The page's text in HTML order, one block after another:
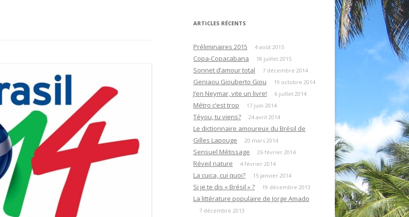
ARTICLES RÉCENTS
Préliminaires 2015 4 août 2015
Copa-Copacabana 18 juillet 2015
Sonnet d’amour total 7 décembre 2014
Geniaou Giouberto Giou 19 octobre 2014
J’en Neymar, vite un livre! 6 juillet 2014
Métro c’est trop 17 juin 2014
Téyou, tu viens? 24 avril 2014
Le dictionnaire amoureux du Brésil de
Gilles Lapouge
20 mars 2014
Sensuel Métissage 26 février 2014
Réveil nature 4 février 2014
La cuica, cui quoi? 15 janvier 2014
Si je te dis « Brésil » ? 19 décembre 2013
La littérature populaire de Jorge Amado
7 décembre 2013